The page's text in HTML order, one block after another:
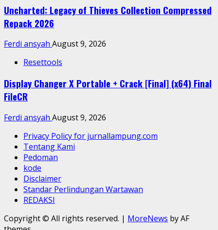
Uncharted: Legacy of Thieves Collection Compressed
Repack 2026
Ferdi ansyah August 9, 2026
Resettools
Display Changer X Portable + Crack [Final] (x64) Final
FileCR
Ferdi ansyah August 9, 2026
Privacy Policy for jurnallampung.com
Tentang Kami
Pedoman
kode
Disclaimer
Standar Perlindungan Wartawan
REDAKSI
Copyright © All rights reserved. | MoreNews by AF